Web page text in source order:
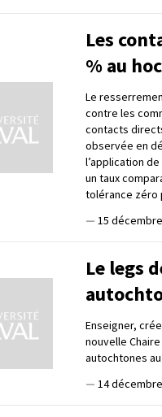
Les
% au
Le
contre les
contacts
observée en
l’application
un taux
tolérance zéro
— 15
Le legs
Enseigner,
nouvelle
autochtones
— 14